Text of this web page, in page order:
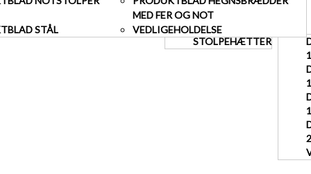
STOLPEHÆTTER
MED FER OG NOT
STÅL
VEDLIGEHOLDELSE